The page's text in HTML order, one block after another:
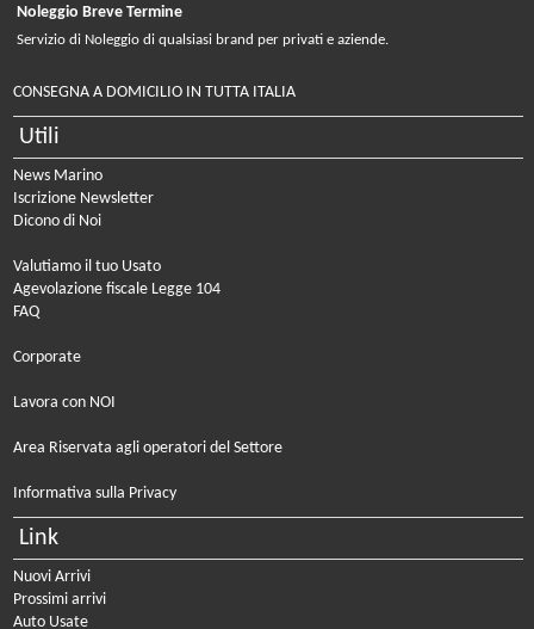
Noleggio Breve Termine
Servizio di Noleggio di qualsiasi brand per privati e aziende.
CONSEGNA A DOMICILIO IN TUTTA ITALIA
Utili
News Marino
Iscrizione Newsletter
Dicono di Noi
Valutiamo il tuo Usato
Agevolazione fiscale Legge 104
FAQ
Corporate
Lavora con NOI
Area Riservata agli operatori del Settore
Informativa sulla Privacy
Link
Nuovi Arrivi
Prossimi arrivi
Auto Usate